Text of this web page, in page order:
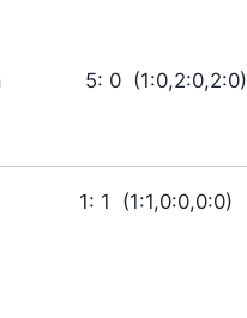
5: 0 (1:0,2:0,2:0)
1 (1:1,0:0,0:0)